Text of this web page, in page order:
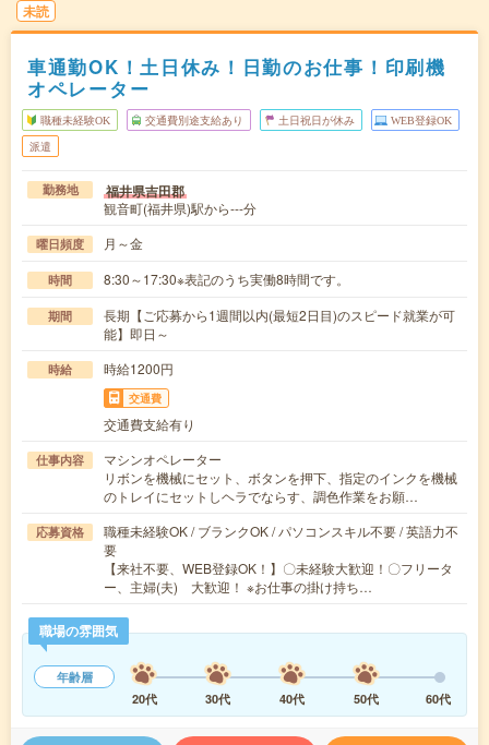
未読
車通勤OK！土日休み！日勤のお仕事！印刷機
オペレーター
職種未経験OK 交通費別途支給あり 土日祝日が休み WEB登録OK
派遣
勤務地 福井県吉田郡
観音町(福井県)駅から---分
曜日頻度 月～金
時間 8:30～17:30※表記のうち実働8時間です。
期間
長期【ご応募から1週間以内(最短2日目)のスピード就業が可
能】即日～
時給 時給1200円
交通費
交通費支給有り
仕事内容
マシンオペレーター
リボンを機械にセット、ボタンを押下、指定のインクを機械
のトレイにセットしヘラでならす、調色作業をお願…
応募資格
職種未経験OK / ブランクOK / パソコンスキル不要 / 英語力不
要
【来社不要、WEB登録OK！】〇未経験大歓迎！〇フリータ
ー、主婦(夫) 大歓迎！ ※お仕事の掛け持ち…
職場の雰囲気
年齢層
20代
30代 40代 50代 60代